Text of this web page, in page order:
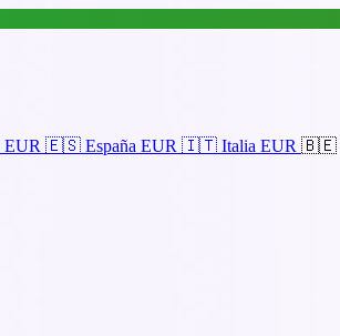
EUR 🇪🇸 España EUR 🇮🇹 Italia EUR 🇧🇪